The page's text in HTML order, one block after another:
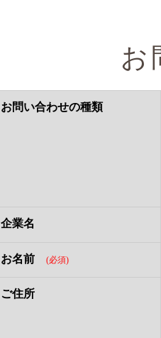
お
お問い合わせの種類
企業名
お名前 (必須)
ご住所